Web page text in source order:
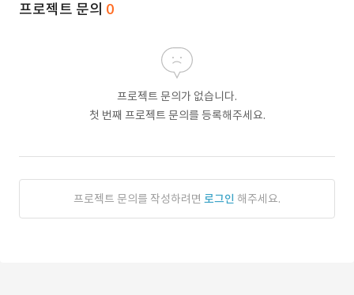
프로젝트 문의 0
프로젝트 문의가 없습니다.
첫 번째 프로젝트 문의를 등록해주세요.
프로젝트 문의를 작성하려면 로그인 해주세요.